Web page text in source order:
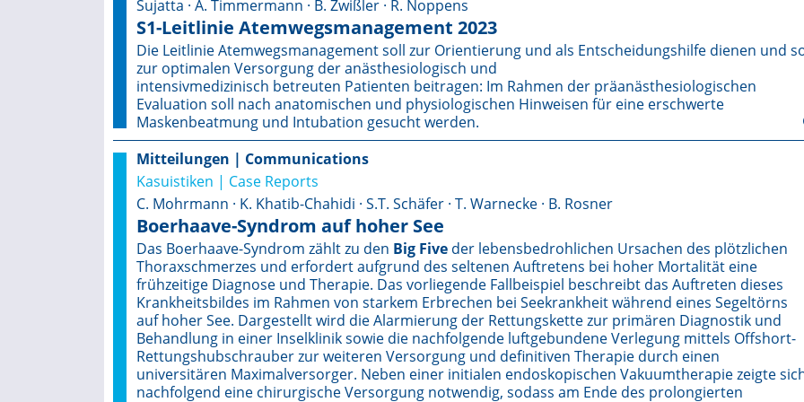
Sujatta · A. Timmermann · B. Zwißler · R. Noppens
S1-Leitlinie Atemwegs­management 2023
Die Leitlinie Atemwegsmanagement soll zur Orientierung und als Entscheidungshilfe dienen und
zur optimalen Versorgung der anästhesiologisch und
intensivmedizinisch betreuten Patienten beitragen: Im Rahmen der präanästhesiologischen
Evaluation soll nach anatomischen und physiologischen Hinweisen für eine erschwerte
Maskenbeatmung und Intubation gesucht werden.
Mitteilungen | Communications
Kasuistiken | Case Reports
C. Mohrmann · K. Khatib-Chahidi · S.T. Schäfer · T. Warnecke · B. Rosner
Boerhaave-Syndrom auf hoher See
Das Boerhaave-Syndrom zählt zu den Big Five der lebensbedrohlichen Ursachen des plötzlichen
Thoraxschmerzes und erfordert aufgrund des seltenen Auftretens bei hoher Mortalität eine
frühzeitige Diagnose und Therapie. Das vorliegende Fallbeispiel beschreibt das Auftreten dieses
Krankheitsbildes im Rahmen von starkem Erbrechen bei Seekrankheit während eines Segeltörns
auf hoher See. Dargestellt wird die Alarmierung der Rettungskette zur primären Diagnostik und
Behandlung in einer Inselklinik sowie die nachfolgende luftgebundene Verlegung mittels Offshort-
Rettungshubschrauber zur weiteren Versorgung und definitiven Therapie durch einen
universitären Maximalversorger. Neben einer initialen endoskopischen Vakuumtherapie zeigte
nachfolgend eine chirurgische Versorgung notwendig, sodass am Ende des prolongierten